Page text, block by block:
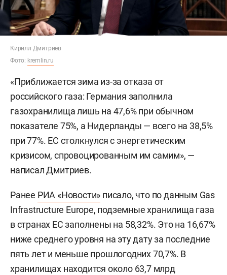
Кирилл Дмитриев
Фото: kremlin.ru
«Приближается зима из-за отказа от
российского газа: Германия заполнила
газохранилища лишь на 47,6% при обычном
показателе 75%, а Нидерланды — всего на 38,5%
при 77%. ЕС столкнулся с энергетическим
кризисом, спровоцированным им самим», —
написал Дмитриев.
Ранее РИА «Новости» писало, что по данным Gas
Infrastructure Europe, подземные хранилища газа
в странах ЕС заполнены на 58,32%. Это на 16,67%
ниже среднего уровня на эту дату за последние
пять лет и меньше прошлогодних 70,7%. В
хранилищах находится около 63,7 млрд